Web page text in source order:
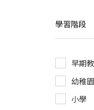
學習階段
早期
幼稚園
小學